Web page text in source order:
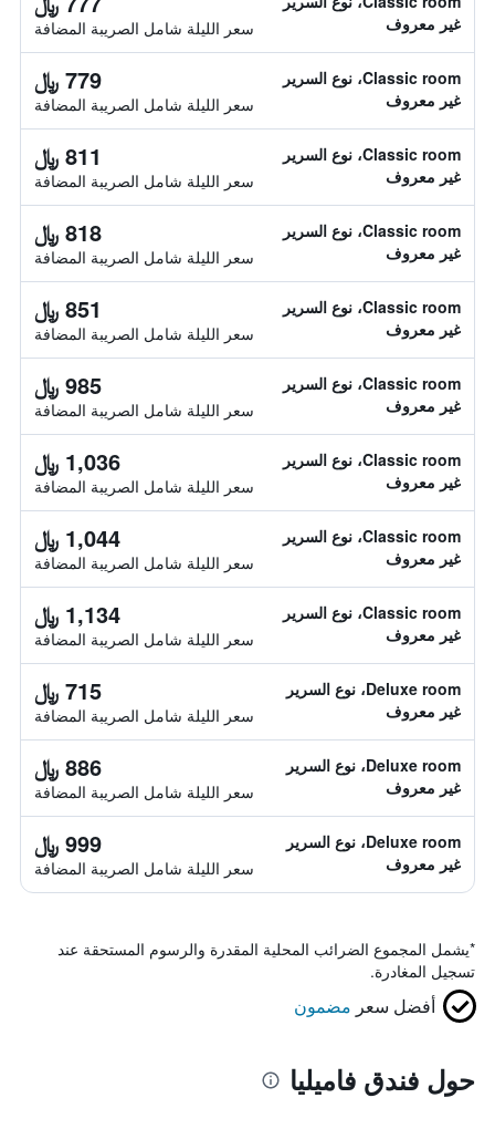
غير معروف
سعر الليلة شامل الصريبة المضافة
Classic room، نوع السرير
غير معروف
779 ﷼
سعر الليلة شامل الصريبة المضافة
Classic room، نوع السرير
غير معروف
811 ﷼
سعر الليلة شامل الصريبة المضافة
Classic room، نوع السرير
غير معروف
818 ﷼
سعر الليلة شامل الصريبة المضافة
Classic room، نوع السرير
غير معروف
851 ﷼
سعر الليلة شامل الصريبة المضافة
Classic room، نوع السرير
غير معروف
985 ﷼
سعر الليلة شامل الصريبة المضافة
Classic room، نوع السرير
غير معروف
1,036 ﷼
سعر الليلة شامل الصريبة المضافة
Classic room، نوع السرير
غير معروف
1,044 ﷼
سعر الليلة شامل الصريبة المضافة
Classic room، نوع السرير
غير معروف
1,134 ﷼
سعر الليلة شامل الصريبة المضافة
Deluxe room، نوع السرير
غير معروف
715 ﷼
سعر الليلة شامل الصريبة المضافة
Deluxe room، نوع السرير
غير معروف
886 ﷼
سعر الليلة شامل الصريبة المضافة
Deluxe room، نوع السرير
غير معروف
999 ﷼
سعر الليلة شامل الصريبة المضافة
*يشمل المجموع الضرائب المحلية المقدرة والرسوم المستحقة عند
تسجيل المغادرة.
أفضل سعر مضمون
حول فندق فاميليا